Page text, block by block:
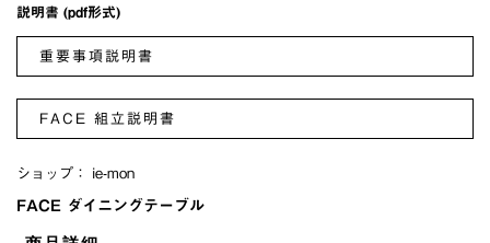
説明書 (pdf形式)
重要事項説明書
FACE 組立説明書
ショップ： ie-mon
FACE ダイニングテーブル